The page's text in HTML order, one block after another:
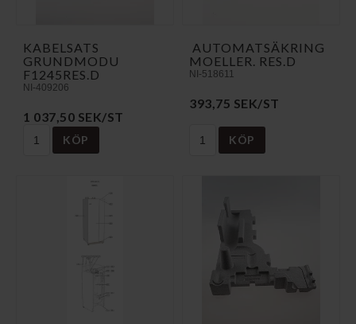
KABELSATS
GRUNDMODU
F1245RES.D
NI-409206
1 037,50 SEK/ST
KÖP
AUTOMATSÄKRING
MOELLER. RES.D
NI-518611
393,75 SEK/ST
KÖP